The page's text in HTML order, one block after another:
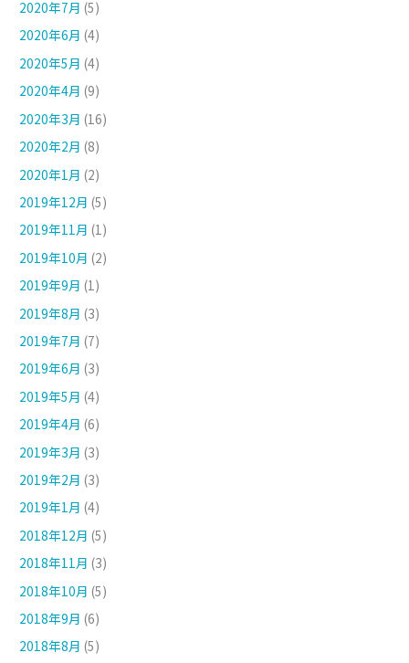
2020年7月 (5)
2020年6月 (4)
2020年5月 (4)
2020年4月 (9)
2020年3月 (16)
2020年2月 (8)
2020年1月 (2)
2019年12月 (5)
2019年11月 (1)
2019年10月 (2)
2019年9月 (1)
2019年8月 (3)
2019年7月 (7)
2019年6月 (3)
2019年5月 (4)
2019年4月 (6)
2019年3月 (3)
2019年2月 (3)
2019年1月 (4)
2018年12月 (5)
2018年11月 (3)
2018年10月 (5)
2018年9月 (6)
2018年8月 (5)